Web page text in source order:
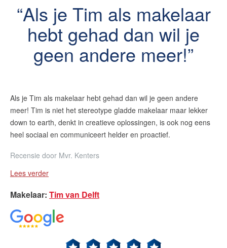
Als je Tim als makelaar
hebt gehad dan wil je
geen andere meer!
Als je Tim als makelaar hebt gehad dan wil je geen andere
meer! Tim is niet het stereotype gladde makelaar maar lekker
down to earth, denkt in creatieve oplossingen, is ook nog eens
heel sociaal en communiceert helder en proactief.
Recensie door Mvr. Kenters
Lees verder
Makelaar: Tim van Delft